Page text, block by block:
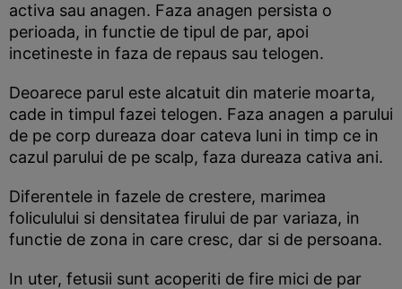
activa sau anagen. Faza anagen persista o
perioada, in functie de tipul de par, apoi
incetineste in faza de repaus sau telogen.
Deoarece parul este alcatuit din materie moarta,
cade in timpul fazei telogen. Faza anagen a parului
de pe corp dureaza doar cateva luni in timp ce in
cazul parului de pe scalp, faza dureaza cativa ani.
Diferentele in fazele de crestere, marimea
foliculului si densitatea firului de par variaza, in
functie de zona in care cresc, dar si de persoana.
In uter, fetusii sunt acoperiti de fire mici de par